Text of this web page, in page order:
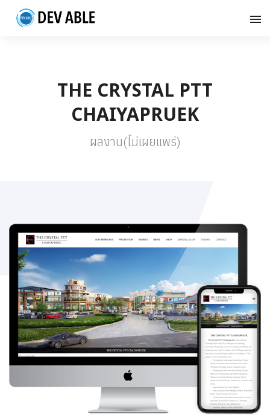
THE CRYSTAL PTT
CHAIYAPRUEK
ผลงาน(ไม่เผยแพร่)